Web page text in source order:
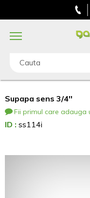
Cauta
Supapa sens 3/4''
Fii primul care adauga
ID : ss114i